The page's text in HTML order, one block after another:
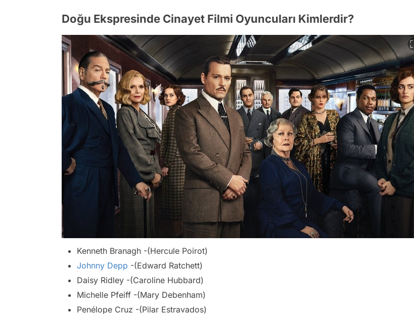
Doğu Ekspresinde Cinayet Filmi Oyuncuları Kimlerdir?
Kenneth Branagh -(Hercule Poirot)
Johnny Depp -(Edward Ratchett)
Daisy Ridley -(Caroline Hubbard)
Michelle Pfeiff -(Mary Debenham)
Penélope Cruz -(Pilar Estravados)